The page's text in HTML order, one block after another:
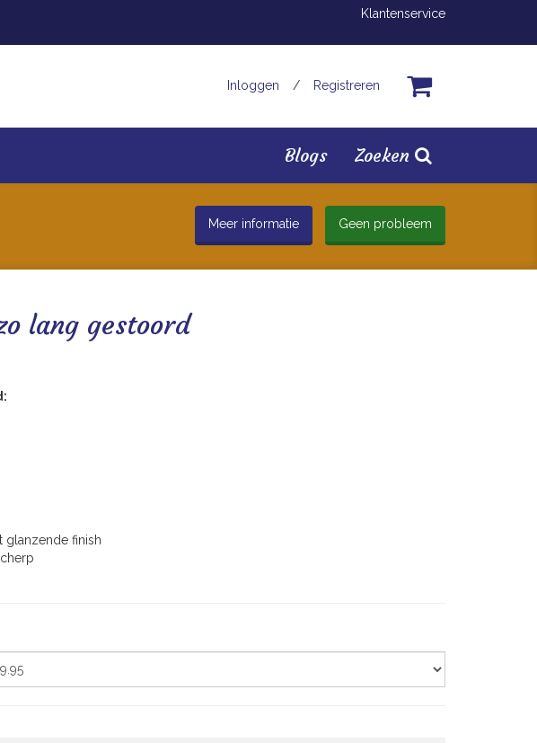
Klantenservice
Inloggen / Registreren
Zoeken
Blogs
Meer informatie Geen probleem
lang gestoord
glanzende finish